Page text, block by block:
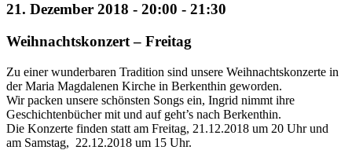
21. Dezember 2018 - 20:00 - 21:30
Weihnachtskonzert – Freitag
Zu einer wunderbaren Tradition sind unsere Weihnachtskonzerte in
der Maria Magdalenen Kirche in Berkenthin geworden.
Wir packen unsere schönsten Songs ein, Ingrid nimmt ihre
Geschichtenbücher mit und auf geht’s nach Berkenthin.
Die Konzerte finden statt am Freitag, 21.12.2018 um 20 Uhr und
am Samstag, 22.12.2018 um 15 Uhr.